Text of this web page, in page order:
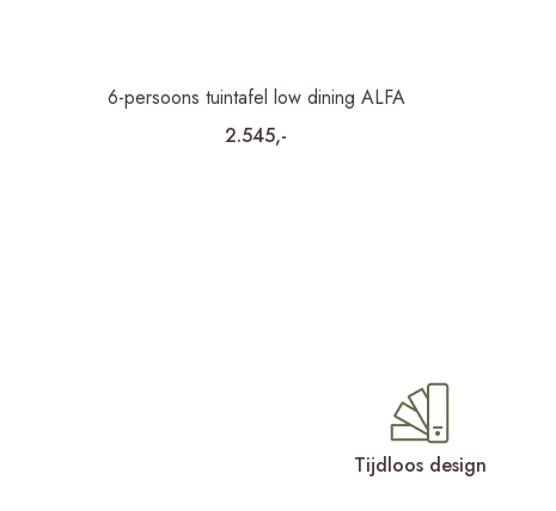
6-persoons tuintafel low dining ALFA
2.545,-
Tijdloos design